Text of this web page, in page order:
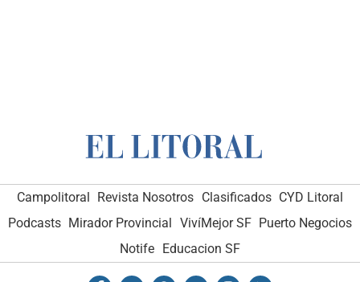
Campolitoral Revista Nosotros Clasificados CYD Litoral
Podcasts Mirador Provincial VivíMejor SF Puerto Negocios
Notife Educacion SF